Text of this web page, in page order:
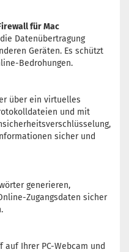
für Mac
Datenübertragung
Geräten. Es schützt
Bedrohungen.
über ein virtuelles
und mit
sicher und
generieren,
Zugangsdaten sicher
Ihrer PC-Webcam und